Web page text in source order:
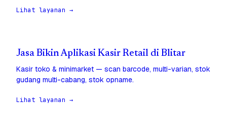
Lihat layanan →
Jasa Bikin Aplikasi Kasir Retail di Blitar
Kasir toko & minimarket — scan barcode, multi-varian, stok
gudang multi-cabang, stok opname.
Lihat layanan →